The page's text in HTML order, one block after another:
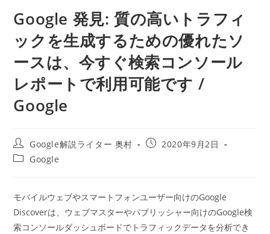
Google 発見: 質の高いトラフィ
ックを生成するための優れたソ
ースは、今すぐ検索コンソール
レポートで利用可能です /
Google
投
稿
者:
Google解説ライター 奥村
投
2020年9月2日
投
テ
ゴ
リ
ー:
Google
モバイルウェブやスマートフォンユーザー向けのGoogle
Discoverは、ウェブマスターやパブリッシャー向けのGoogle検
索コンソールダッシュボードでトラフィックデータを分析でき